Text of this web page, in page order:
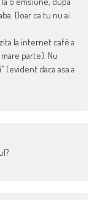
Doar ca tu nu ai
la internet café a
parte). Nu
(evident daca asa a